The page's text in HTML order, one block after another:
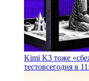
Kimi K3 тоже
тестовсегодня в